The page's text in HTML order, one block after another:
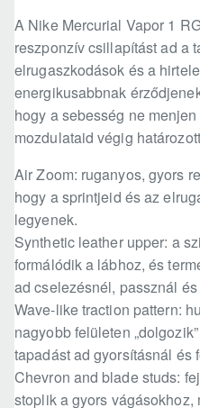
A Nike Mercurial Vapor 1
reszponzív csillapítást ad a
elrugaszkodások és a
energikusabbnak
hogy a sebesség ne
mozdulataid végig
Air Zoom: ruganyos, gyors
hogy a sprintjeid és az
legyenek.
Synthetic leather upper: a
formálódik a lábhoz, és
ad cselezésnél, passznál
Wave-like traction pattern:
nagyobb felületen
tapadást ad gyorsításnál és
Chevron and blade studs:
stoplik a gyors vágásokhoz,